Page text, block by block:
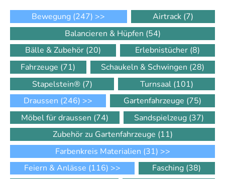
Bewegung (247) >> Airtrack (7)
Balancieren & Hüpfen (54)
Bälle & Zubehör (20) Erlebnistücher (8)
Fahrzeuge (71) Schaukeln & Schwingen (28)
Stapelstein® (7) Turnsaal (101)
Draussen (246) >> Gartenfahrzeuge (75)
Möbel für draussen (74) Sandspielzeug (37)
Zubehör zu Gartenfahrzeuge (11)
Farbenkreis Materialien (31) >>
Feiern & Anlässe (116) >> Fasching (38)